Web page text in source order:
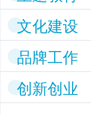
文化建设
品牌工作
创新创业